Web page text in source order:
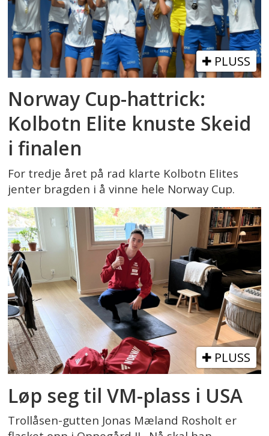
PLUSS
Norway Cup-hattrick:
Kolbotn Elite knuste Skeid
i finalen
For tredje året på rad klarte Kolbotn Elites
jenter bragden i å vinne hele Norway Cup.
PLUSS
Løp seg til VM-plass i USA
Trollåsen-gutten Jonas Mæland Rosholt er